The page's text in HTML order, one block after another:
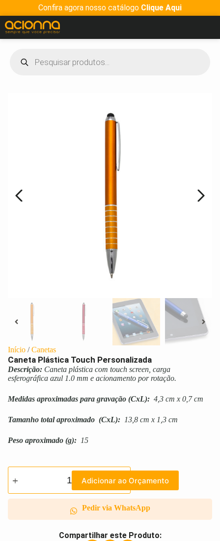
Confira agora nosso catálogo Clique Aqui
Início /Canetas
Caneta Plástica Touch Personalizada
Descrição: Caneta plástica com touch screen, carga
esferográfica azul 1.0 mm e acionamento por rotação.
Medidas aproximadas para gravação (CxL): 4,3 cm x 0,7 cm
Tamanho total aproximado (CxL): 13,8 cm x 1,3 cm
Peso aproximado (g): 15
Adicionar ao Orçamento
Pedir via WhatsApp
Compartilhar este Produto: